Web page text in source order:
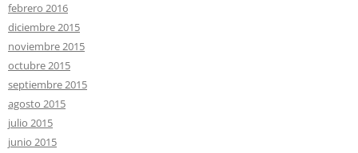
febrero 2016
diciembre 2015
noviembre 2015
octubre 2015
septiembre 2015
agosto 2015
julio 2015
junio 2015